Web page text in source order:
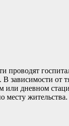
проводят
от
или дневном
месту жительства.